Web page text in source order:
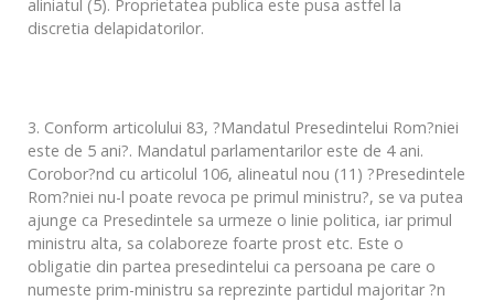
aliniatul (5). Proprietatea publica este pusa astfel la
discretia delapidatorilor.
3. Conform articolului 83, ?Mandatul Presedintelui Rom?niei
este de 5 ani?. Mandatul parlamentarilor este de 4 ani.
Corobor?nd cu articolul 106, alineatul nou (11) ?Presedintele
Rom?niei nu-l poate revoca pe primul ministru?, se va putea
ajunge ca Presedintele sa urmeze o linie politica, iar primul
ministru alta, sa colaboreze foarte prost etc. Este o
obligatie din partea presedintelui ca persoana pe care o
numeste prim-ministru sa reprezinte partidul majoritar ?n